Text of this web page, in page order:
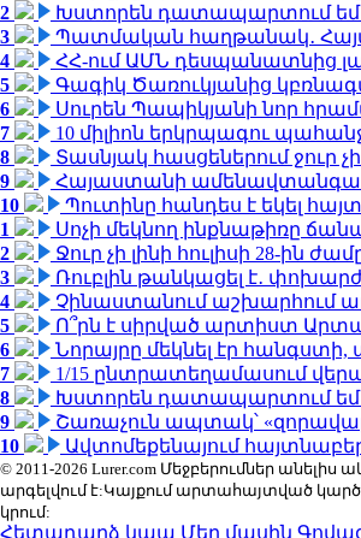
2
Խստորեն դատապարտում եմ
3
Պատմական հաղթանակ․
4
ՀՀ-ում ԱՄՆ դեսպանատնից
5
Գագիկ Ծառուկյանից
6
Սուրեն Պապիկյանի նոր
7
10 միլիոն երկրպագու
8
Տասնյակ հասցեներում ջուր չի
9
Հայաստանի
10
Պուտինը հանդես է եկել
1
Սոչի մեկնող ինքնաթիռը
2
Ջուր չի լինի հուլիսի 28-ին
3
Ռուբլին թանկացել է․
4
Չինաստանում աշխարհում
5
Ո՞րն է սիրված արտիստ
6
Նորայրը մեկնել էր
7
1/15 ընտրատեղամասում
8
Խստորեն դատապարտում եմ
9
Շառաչուն ապտակ՝
10
Ավտոմեքենայում
© 2011-2026 Lurer.com Մեջբերումներ
արգելվում է:Կայքում արտահայտված
կրում:
Հետադարձ կապ Մեր մասին